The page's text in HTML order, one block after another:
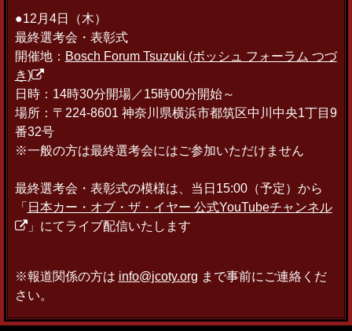
●12月4日（木）
最終選考会・表彰式
開催地： Bosch Forum Tsuzuki (ボッシュ フォーラム つづ
き)
日時：14時30分開場／15時00分開始～
場所：〒224-8601 神奈川県横浜市都筑区中川中央1丁目9
番32号
※一般の方は最終選考会にはご参加いただけません
最終選考会・表彰式の模様は、当日15:00（予定）から
「 日本カー・オブ・ザ・イヤー 公式YouTubeチャンネル
」にてライブ配信いたします
※報道関係の方は info@jcoty.org まで事前にご連絡くだ
さい。